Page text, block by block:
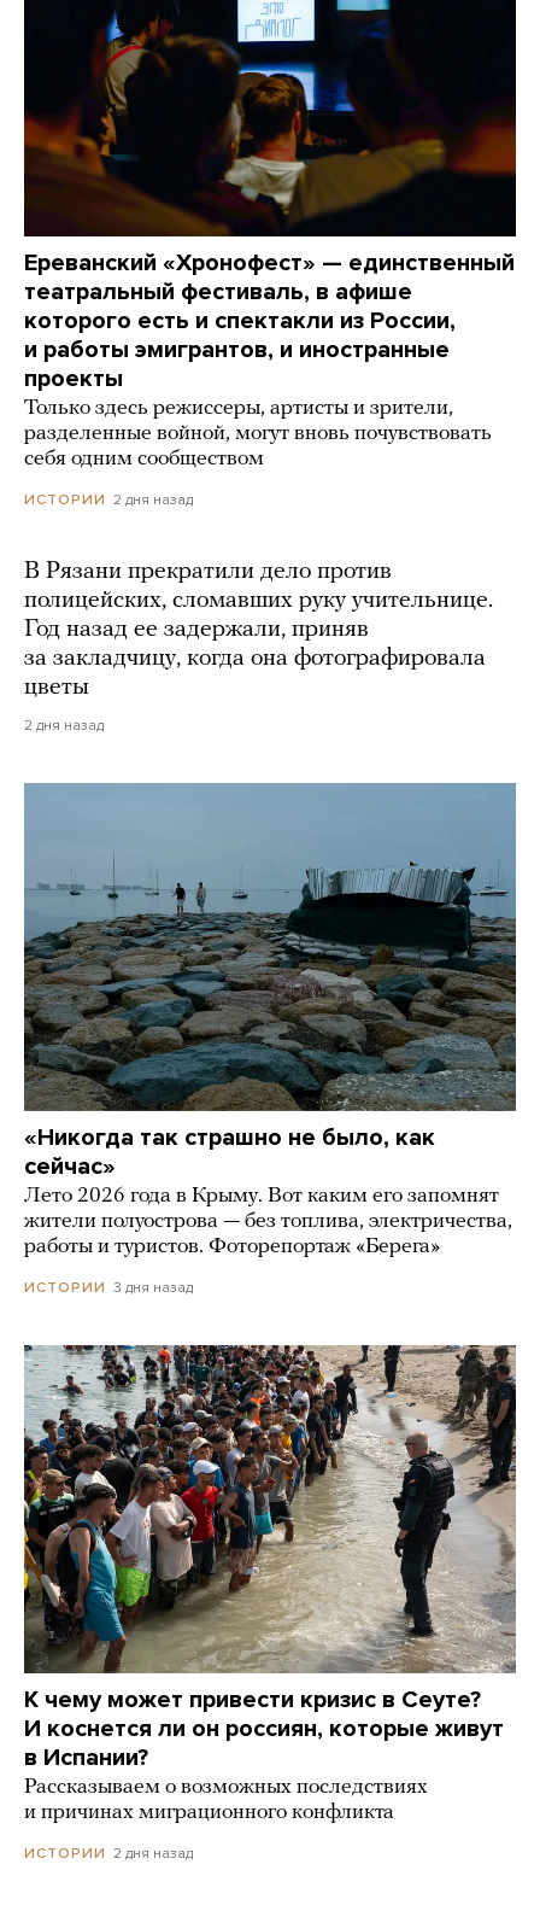
Ереванский «Хронофест» — единственный
театральный фестиваль, в афише
которого есть и спектакли из России,
и работы эмигрантов, и иностранные
проекты
Только здесь режиссеры, артисты и зрители,
разделенные войной, могут вновь почувствовать
себя одним сообществом
ИСТОРИИ 2 дня назад
В Рязани прекратили дело против
полицейских, сломавших руку учительнице.
Год назад ее задержали, приняв
за закладчицу, когда она фотографировала
цветы
2 дня назад
«Никогда так страшно не было, как
сейчас»
Лето 2026 года в Крыму. Вот каким его запомнят
жители полуострова — без топлива, электричества,
работы и туристов. Фоторепортаж «Берега»
ИСТОРИИ 3 дня назад
К чему может привести кризис в Сеуте?
И коснется ли он россиян, которые живут
в Испании?
Рассказываем о возможных последствиях
и причинах миграционного конфликта
ИСТОРИИ 2 дня назад